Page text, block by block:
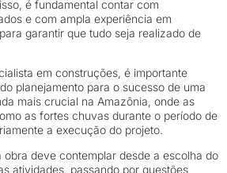
é fundamental contar com
e com ampla experiência em
garantir que tudo seja realizado de
em construções, é importante
planejamento para o sucesso de uma
mais crucial na Amazônia, onde as
as fortes chuvas durante o período de
a execução do projeto.
obra deve contemplar desde a escolha do
atividades, passando por questões